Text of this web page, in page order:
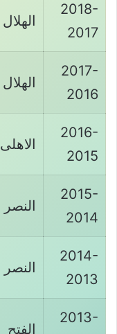
2018-
2017
الهلال
2017-
2016
الهلال
2016-
2015
الاهلى
2015-
2014
النصر
2014-
2013
النصر
2013-
الفتح